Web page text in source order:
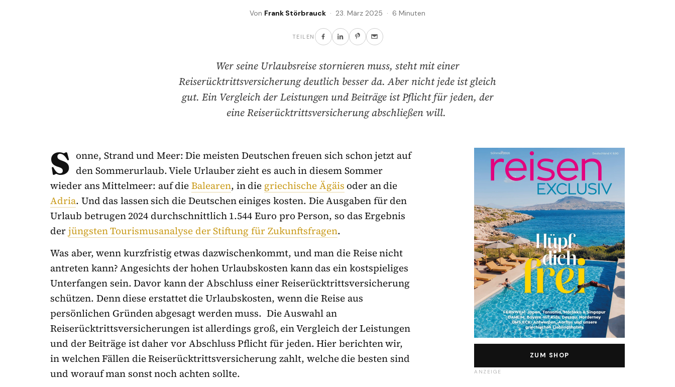
Von Frank Störbrauck · 23. März 2025 · 6 Minuten
TEILEN
Wer seine Urlaubsreise stornieren muss, steht mit einer
Reiserücktrittsversicherung deutlich besser da. Aber nicht jede ist gleich
gut. Ein Vergleich der Leistungen und Beiträge ist Pflicht für jeden, der
eine Reiserücktrittsversicherung abschließen will.
S onne, Strand und Meer: Die meisten Deutschen freuen sich schon jetzt auf
den Sommerurlaub. Viele Urlauber zieht es auch in diesem Sommer
wieder ans Mittelmeer: auf dieBalearen, in die griechische Ägäis oder an die
Adria. Und das lassen sich die Deutschen einiges kosten. Die Ausgaben für den
Urlaub betrugen 2024 durchschnittlich 1.544 Euro pro Person, so das Ergebnis
derjüngsten Tourismusanalyse der Stiftung für Zukunftsfragen.
Was aber, wenn kurzfristig etwas dazwischenkommt, und man die Reise nicht
antreten kann? Angesichts der hohen Urlaubskosten kann das ein kostspieliges
Unterfangen sein. Davor kann der Abschluss einer Reiserücktrittsversicherung
schützen. Denn diese erstattet die Urlaubskosten, wenn die Reise aus
persönlichen Gründen abgesagt werden muss. Die Auswahl an
Reiserücktrittsversicherungen ist allerdings groß, ein Vergleich der Leistungen
und der Beiträge ist daher vor Abschluss Pflicht für jeden. Hier berichten wir,
in welchen Fällen die Reiserücktrittsversicherung zahlt, welche die besten sind
und worauf man sonst noch achten sollte.
ZUM SHOP
ANZEIGE